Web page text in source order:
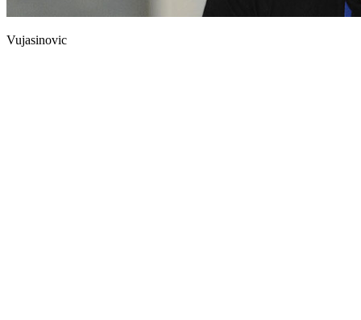
Vujasinovic